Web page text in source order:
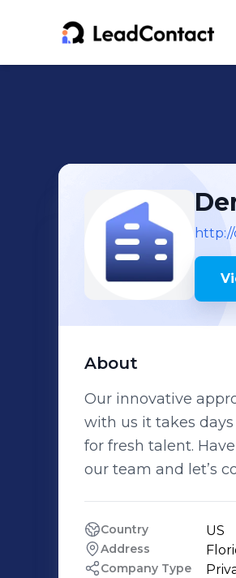
About
Our innovative
with us it takes
for fresh talent.
our team and let’s
Country US
Address
Company Type